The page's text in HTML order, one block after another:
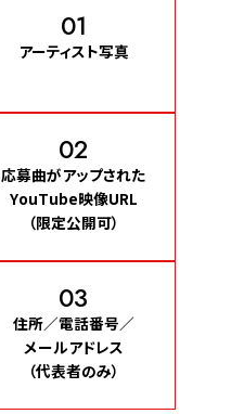
01
アーティスト写真
02
応募曲がアップされた
YouTube映像URL
（限定公開可）
03
住所／電話番号／
メールアドレス
（代表者のみ）